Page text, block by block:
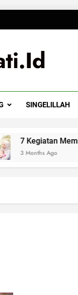
SINGELILLAH
Mempererat
Ago